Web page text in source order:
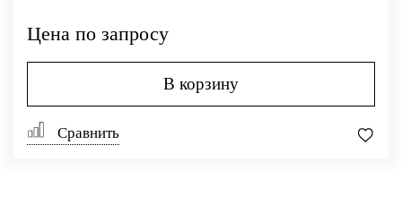
Цена по запросу
В корзину
Сравнить